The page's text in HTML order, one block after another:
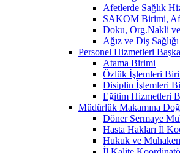
Afetlerde Sağlık
SAKOM Birimi,
Doku, Org.Nakli
Ağız ve Diş
Personel Hizmetleri
Atama Birimi
Özlük İşlemleri
Disiplin İşlemleri
Eğitim Hizmetleri
Müdürlük Makamına
Döner Sermaye
Hasta Hakları İl
Hukuk ve